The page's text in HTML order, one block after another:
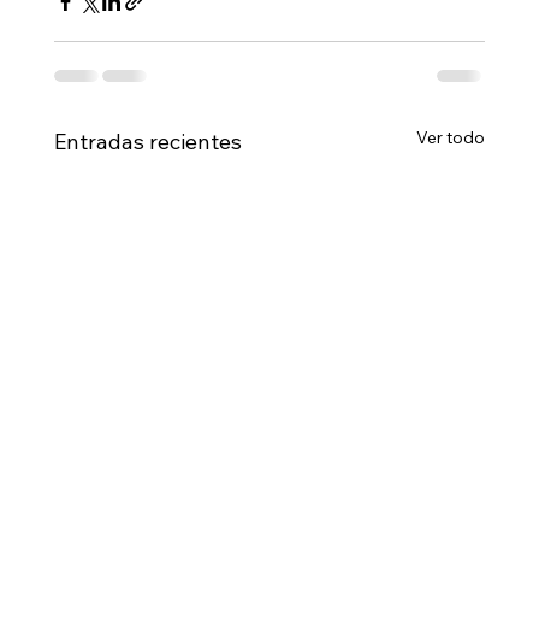
Entradas recientes Ver todo